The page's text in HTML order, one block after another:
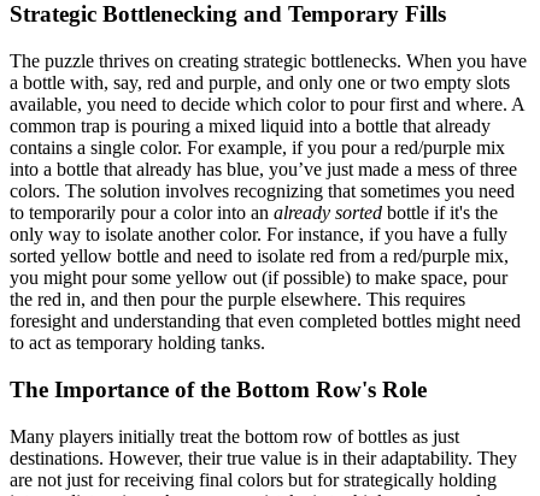
Strategic Bottlenecking and Temporary Fills
The puzzle thrives on creating strategic bottlenecks. When you have
a bottle with, say, red and purple, and only one or two empty slots
available, you need to decide which color to pour first and where. A
common trap is pouring a mixed liquid into a bottle that already
contains a single color. For example, if you pour a red/purple mix
into a bottle that already has blue, you’ve just made a mess of three
colors. The solution involves recognizing that sometimes you need
to temporarily pour a color into an already sorted bottle if it's the
only way to isolate another color. For instance, if you have a fully
sorted yellow bottle and need to isolate red from a red/purple mix,
you might pour some yellow out (if possible) to make space, pour
the red in, and then pour the purple elsewhere. This requires
foresight and understanding that even completed bottles might need
to act as temporary holding tanks.
The Importance of the Bottom Row's Role
Many players initially treat the bottom row of bottles as just
destinations. However, their true value is in their adaptability. They
are not just for receiving final colors but for strategically holding